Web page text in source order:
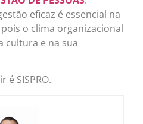
eficaz é essencial na
o clima organizacional
cultura e na sua
é SISPRO.